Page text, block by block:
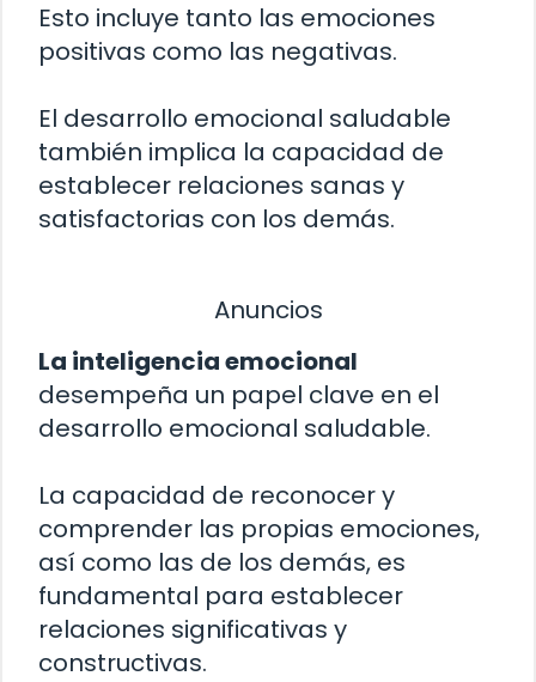
Esto incluye tanto las emociones
positivas como las negativas.
El desarrollo emocional saludable
también implica la capacidad de
establecer relaciones sanas y
satisfactorias con los demás.
Anuncios
La inteligencia emocional
desempeña un papel clave en el
desarrollo emocional saludable.
La capacidad de reconocer y
comprender las propias emociones,
así como las de los demás, es
fundamental para establecer
relaciones significativas y
constructivas.